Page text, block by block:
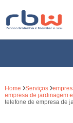
Home Serviços
empresa de jardinagem
telefone de empresa de